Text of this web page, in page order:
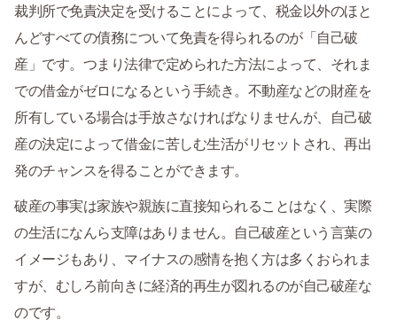
裁判所で免責決定を受けることによって、税金以外のほと
んどすべての債務について免責を得られるのが「自己破
産」です。つまり法律で定められた方法によって、それま
での借金がゼロになるという手続き。不動産などの財産を
所有している場合は手放さなければなりませんが、自己破
産の決定によって借金に苦しむ生活がリセットされ、再出
発のチャンスを得ることができます。
破産の事実は家族や親族に直接知られることはなく、実際
の生活になんら支障はありません。自己破産という言葉の
イメージもあり、マイナスの感情を抱く方は多くおられま
すが、むしろ前向きに経済的再生が図れるのが自己破産な
のです。